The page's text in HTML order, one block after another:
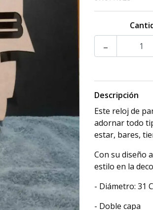
-
Descripción
Este reloj de
adornar todo
estar, bares,
Con su diseño
estilo en la
- Diámetro: 31
- Doble capa